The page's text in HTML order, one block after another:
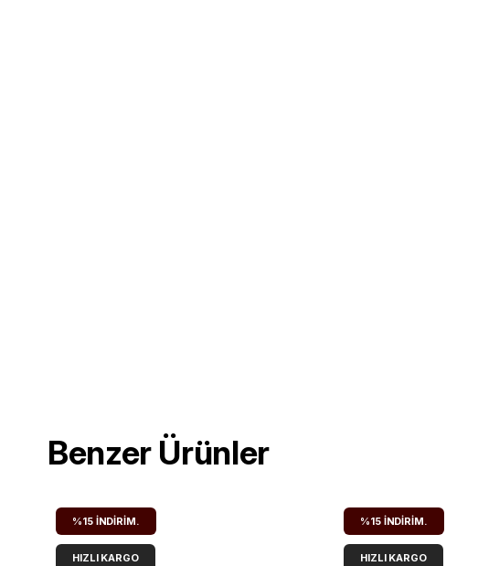
Benzer Ürünler
%15 İNDIRIM.
HIZLI KARGO
%15 İNDIRIM.
HIZLI KARGO